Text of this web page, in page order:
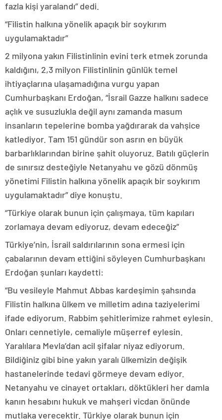
fazla kişi yaralandı” dedi.
“Filistin halkına yönelik apaçık bir soykırım
uygulamaktadır”
2 milyona yakın Filistinlinin evini terk etmek zorunda
kaldığını, 2,3 milyon Filistinlinin günlük temel
ihtiyaçlarına ulaşamadığına vurgu yapan
Cumhurbaşkanı Erdoğan, “İsrail Gazze halkını sadece
açlık ve susuzlukla değil aynı zamanda masum
insanların tepelerine bomba yağdırarak da vahşice
katlediyor. Tam 151 gündür son asrın en büyük
barbarlıklarından birine şahit oluyoruz. Batılı güçlerin
de sınırsız desteğiyle Netanyahu ve gözü dönmüş
yönetimi Filistin halkına yönelik apaçık bir soykırım
uygulamaktadır” diye konuştu.
“Türkiye olarak bunun için çalışmaya, tüm kapıları
zorlamaya devam ediyoruz, devam edeceğiz”
Türkiye’nin, İsrail saldırılarının sona ermesi için
çabalarının devam ettiğini söyleyen Cumhurbaşkanı
Erdoğan şunları kaydetti:
“Bu vesileyle Mahmut Abbas kardeşimin şahsında
Filistin halkına ülkem ve milletim adına taziyelerimi
ifade ediyorum. Rabbim şehitlerimize rahmet eylesin.
Onları cennetiyle, cemaliyle müşerref eylesin.
Yaralılara Mevla’dan acil şifalar niyaz ediyorum.
Bildiğiniz gibi bine yakın yaralı ülkemizin değişik
hastanelerinde tedavi görmeye devam ediyor.
Netanyahu ve cinayet ortakları, döktükleri her damla
kanın hesabını hukuk ve mahşeri vicdan önünde
mutlaka verecektir. Türkiye olarak bunun için